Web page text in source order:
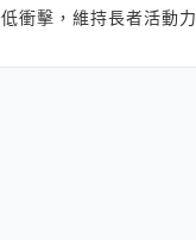
衝擊，維持長者活動力